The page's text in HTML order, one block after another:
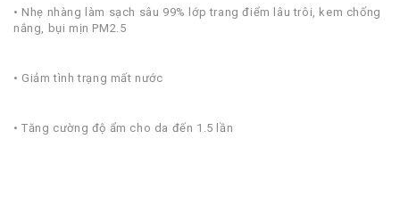
• Nhẹ nhàng làm sạch sâu 99% lớp trang điểm lâu trôi, kem chống
nắng, bụi mịn PM2.5
• Giảm tình trạng mất nước
• Tăng cường độ ẩm cho da đến 1.5 lần